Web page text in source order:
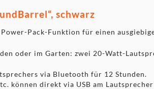
angeglichenschwarz
Pack-Funktion für einen
oder im Garten: zwei 20-Watt-
via Bluetooth für 12 Stunden.
können direkt via USB am